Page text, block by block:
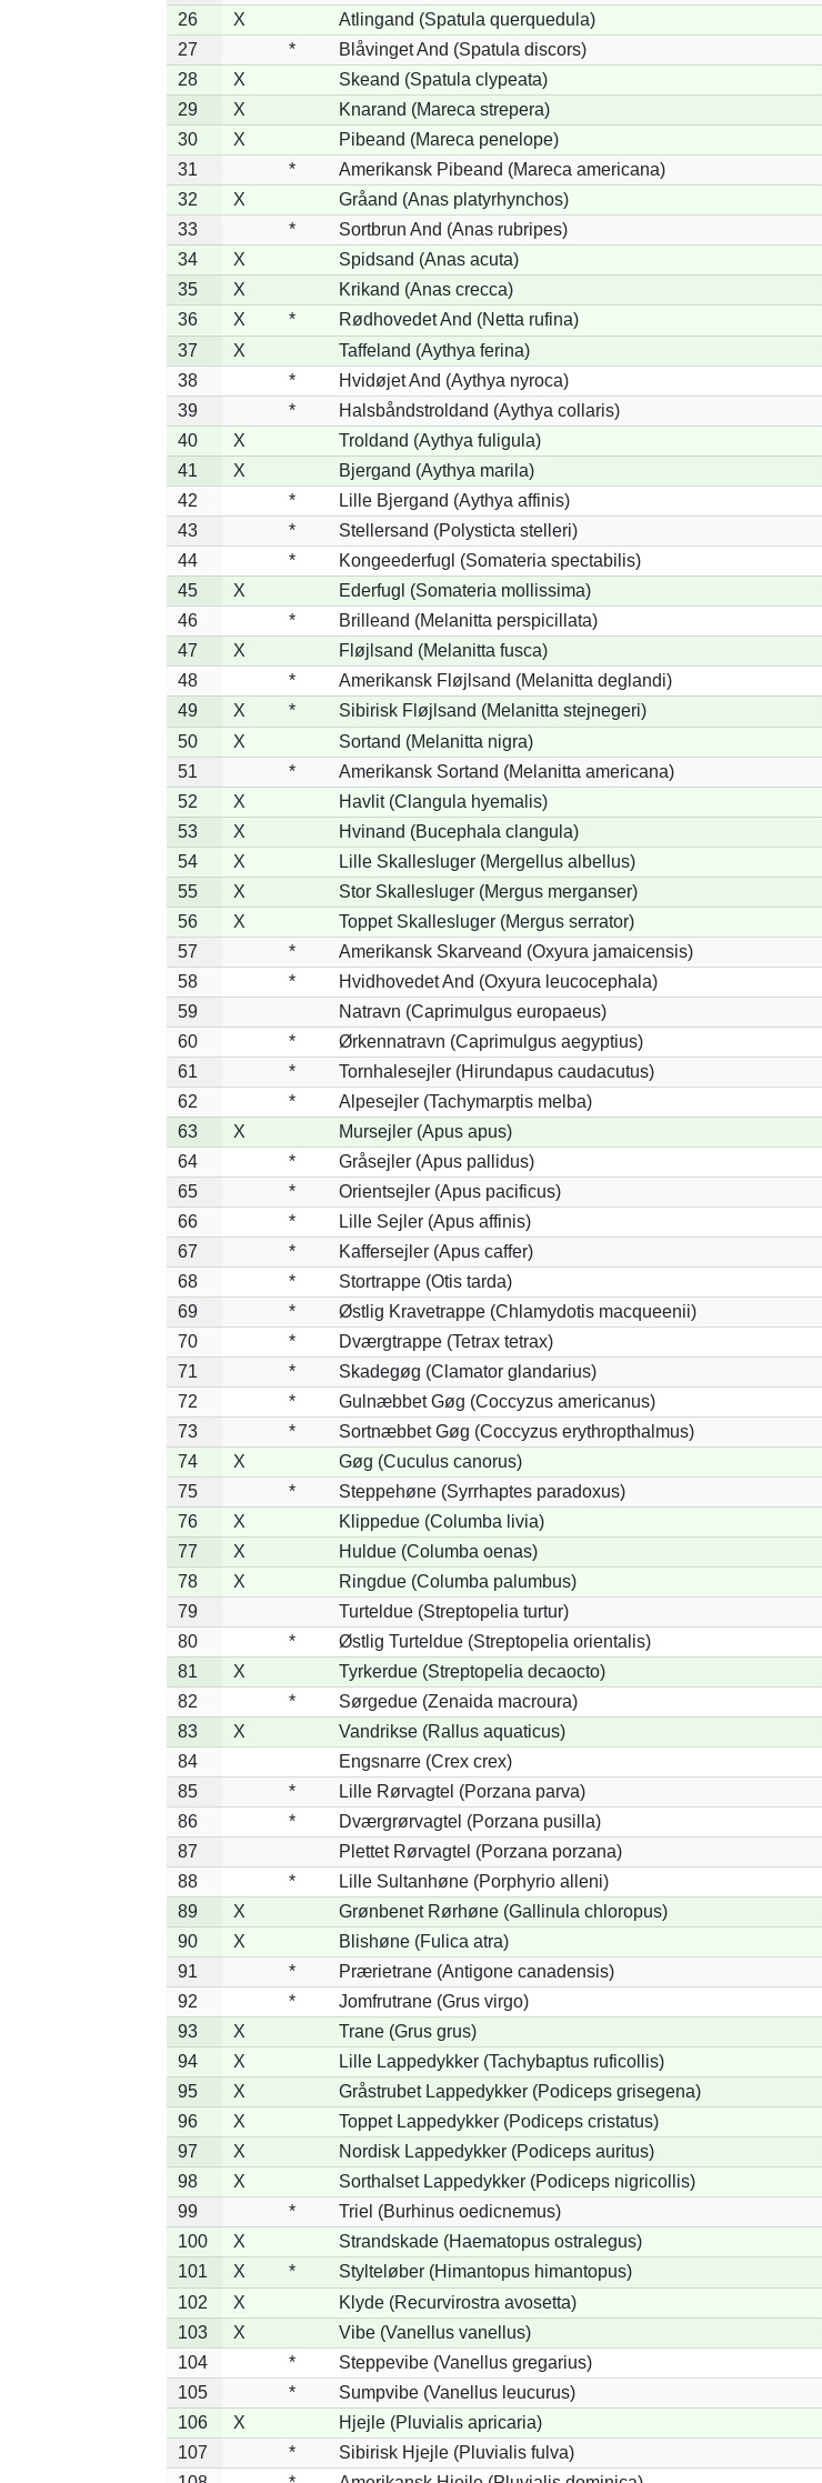
26
X Atlingand (Spatula querquedula)
27
*
Blåvinget And (Spatula discors)
28
X Skeand (Spatula clypeata)
29
X Knarand (Mareca strepera)
30
X Pibeand (Mareca penelope)
31
*
Amerikansk Pibeand (Mareca americana)
32
X Gråand (Anas platyrhynchos)
33
*
Sortbrun And (Anas rubripes)
34
X Spidsand (Anas acuta)
35
X Krikand (Anas crecca)
36
X * Rødhovedet And (Netta rufina)
37
X Taffeland (Aythya ferina)
38
*
Hvidøjet And (Aythya nyroca)
39
*
Halsbåndstroldand (Aythya collaris)
40
X Troldand (Aythya fuligula)
41
X Bjergand (Aythya marila)
42
*
Lille Bjergand (Aythya affinis)
43
*
Stellersand (Polysticta stelleri)
44
*
Kongeederfugl (Somateria spectabilis)
45
X Ederfugl (Somateria mollissima)
46
*
Brilleand (Melanitta perspicillata)
47
X Fløjlsand (Melanitta fusca)
48
*
Amerikansk Fløjlsand (Melanitta deglandi)
49
X * Sibirisk Fløjlsand (Melanitta stejnegeri)
50
X Sortand (Melanitta nigra)
51
*
Amerikansk Sortand (Melanitta americana)
52
X Havlit (Clangula hyemalis)
53
X Hvinand (Bucephala clangula)
54
X Lille Skallesluger (Mergellus albellus)
55
X Stor Skallesluger (Mergus merganser)
56
X Toppet Skallesluger (Mergus serrator)
57
*
Amerikansk Skarveand (Oxyura jamaicensis)
58
*
Hvidhovedet And (Oxyura leucocephala)
59
Natravn (Caprimulgus europaeus)
60
*
Ørkennatravn (Caprimulgus aegyptius)
61
*
Tornhalesejler (Hirundapus caudacutus)
62
*
Alpesejler (Tachymarptis melba)
63
X Mursejler (Apus apus)
64
*
Gråsejler (Apus pallidus)
65
*
Orientsejler (Apus pacificus)
66
*
Lille Sejler (Apus affinis)
67
*
Kaffersejler (Apus caffer)
68
*
Stortrappe (Otis tarda)
69
*
Østlig Kravetrappe (Chlamydotis macqueenii)
70
*
Dværgtrappe (Tetrax tetrax)
71
*
Skadegøg (Clamator glandarius)
72
*
Gulnæbbet Gøg (Coccyzus americanus)
73
*
Sortnæbbet Gøg (Coccyzus erythropthalmus)
74
X Gøg (Cuculus canorus)
75
*
Steppehøne (Syrrhaptes paradoxus)
76
X Klippedue (Columba livia)
77
X Huldue (Columba oenas)
78
X Ringdue (Columba palumbus)
79
Turteldue (Streptopelia turtur)
80
*
Østlig Turteldue (Streptopelia orientalis)
81
X Tyrkerdue (Streptopelia decaocto)
82
*
Sørgedue (Zenaida macroura)
83
X Vandrikse (Rallus aquaticus)
84
Engsnarre (Crex crex)
85
*
Lille Rørvagtel (Porzana parva)
86
*
Dværgrørvagtel (Porzana pusilla)
87
Plettet Rørvagtel (Porzana porzana)
88
*
Lille Sultanhøne (Porphyrio alleni)
89
X Grønbenet Rørhøne (Gallinula chloropus)
90
X Blishøne (Fulica atra)
91
*
Prærietrane (Antigone canadensis)
92
*
Jomfrutrane (Grus virgo)
93
X Trane (Grus grus)
94
X Lille Lappedykker (Tachybaptus ruficollis)
95
X Gråstrubet Lappedykker (Podiceps grisegena)
96
X Toppet Lappedykker (Podiceps cristatus)
97
X Nordisk Lappedykker (Podiceps auritus)
98
X Sorthalset Lappedykker (Podiceps nigricollis)
99
*
Triel (Burhinus oedicnemus)
100
X Strandskade (Haematopus ostralegus)
101
X * Stylteløber (Himantopus himantopus)
102
X Klyde (Recurvirostra avosetta)
103
X Vibe (Vanellus vanellus)
104
*
Steppevibe (Vanellus gregarius)
105
*
Sumpvibe (Vanellus leucurus)
106
X Hjejle (Pluvialis apricaria)
107
*
Sibirisk Hjejle (Pluvialis fulva)